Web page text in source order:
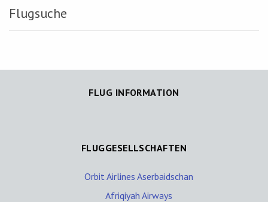
Flugsuche
FLUG INFORMATION
FLUGGESELLSCHAFTEN
Orbit Airlines Aserbaidschan
Afriqiyah Airways